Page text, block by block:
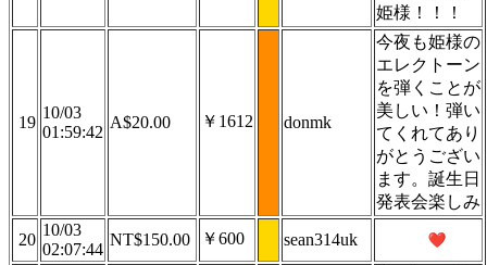
姫様！！！
19
10/03
01:59:42
A$20.00 ￥1612 donmk
今夜も姫様の
エレクトーン
を弾くことが
美しい！弾い
てくれてあり
がとうござい
ます。誕生日
発表会楽しみ
20
10/03
02:07:44
NT$150.00 ￥600 sean314uk